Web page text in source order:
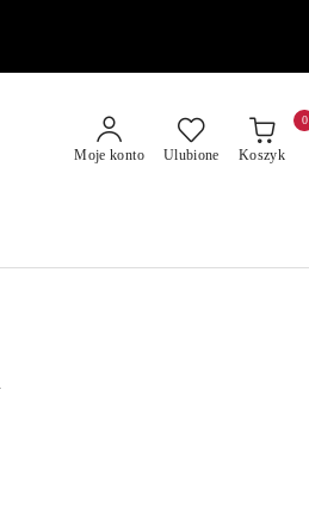
Moje konto Ulubione Koszyk
0